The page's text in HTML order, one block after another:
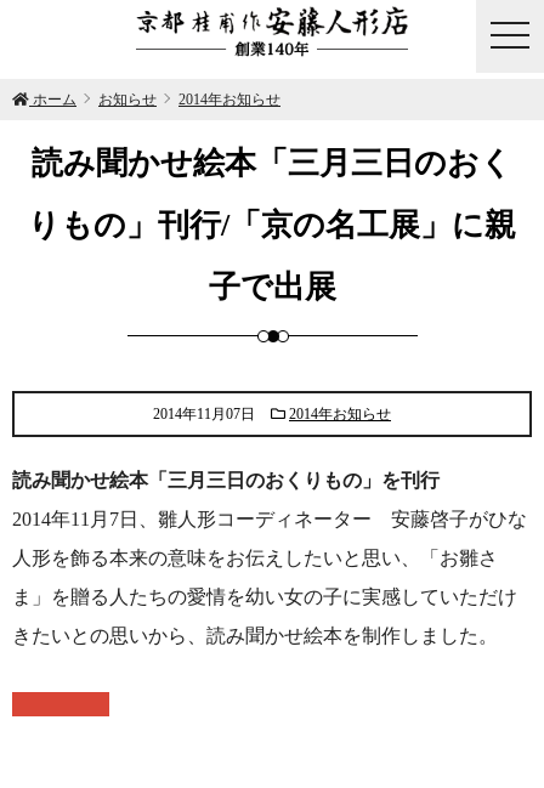
ホーム お知らせ 2014年お知らせ
読み聞かせ絵本「三月三日のおく
りもの」刊行/「京の名工展」に親
子で出展
2014年11月07日 2014年お知らせ
読み聞かせ絵本「三月三日のおくりもの」を刊行
2014年11月7日、雛人形コーディネーター 安藤啓子がひな
人形を飾る本来の意味をお伝えしたいと思い、「お雛さ
ま」を贈る人たちの愛情を幼い女の子に実感していただけ
きたいとの思いから、読み聞かせ絵本を制作しました。